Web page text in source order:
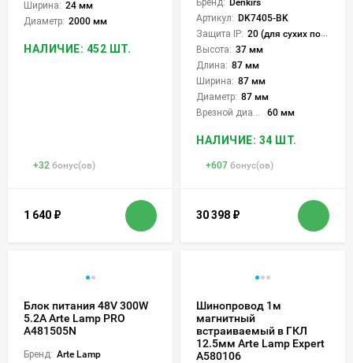
Ширина: 24 мм
Диаметр: 2000 мм
НАЛИЧИЕ: 452 ШТ.
+32 бонус(ов)
1 640 ₽
Артикул: DK7405-BK
Защита IP: 20 (для сухих пом.)
Высота: 37 мм
Длина: 87 мм
Ширина: 87 мм
Диаметр: 87 мм
60 мм
НАЛИЧИЕ: 34 ШТ.
+607 бонус(ов)
30 398 ₽
Блок питания 48V 300W
5.2А Arte Lamp PRO
A481505N
Бренд: Arte Lamp
Шинопровод 1м
магнитный
встраиваемый в ГКЛ
12.5мм Arte Lamp Expert
A580106